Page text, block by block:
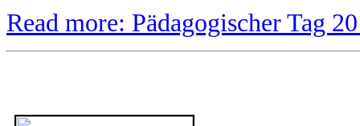
Read more: Pädagogischer Tag